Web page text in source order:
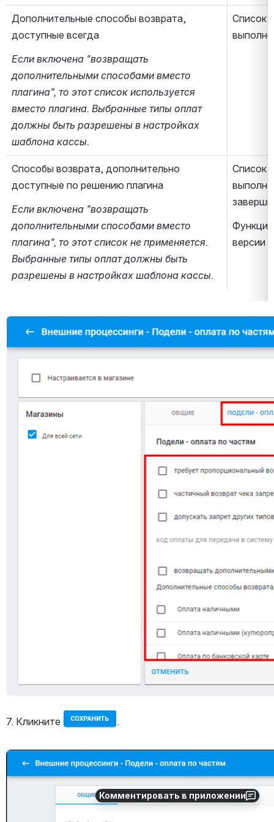
Комментировать в приложении
Дополнительные способы возврата,
доступные всегда
Если включена "возвращать
дополнительными способами вместо
плагина", то этот список используется
вместо плагина. Выбранные типы оплат
должны быть разрешены в настройках
шаблона кассы.
Список
Способы возврата, дополнительно
доступные по решению плагина
Если включена "возвращать
дополнительными способами вместо
плагина", то этот список не применяется.
Выбранные типы оплат должны быть
разрешены в настройках шаблона кассы.
Список
версии
7. Кликните .
Открыть файл «»